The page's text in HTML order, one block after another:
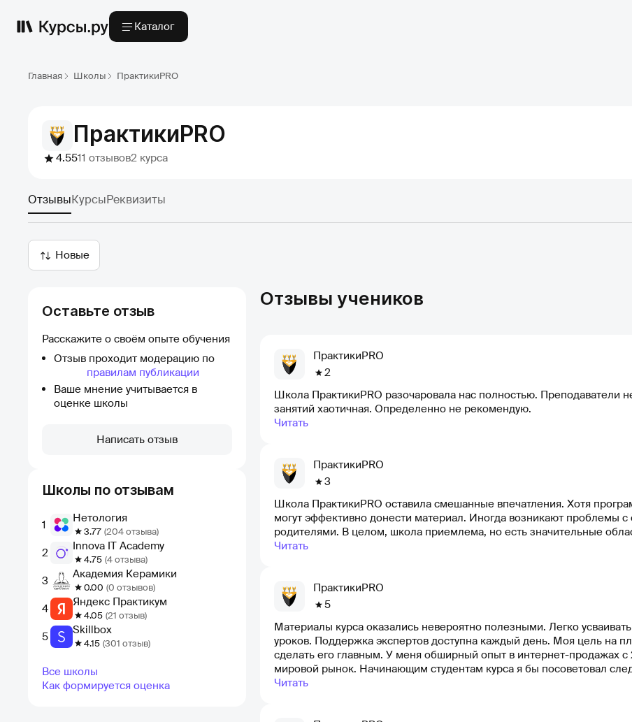
Каталог
Главная Школы ПрактикиPRO
ПрактикиPRO
4.5511 отзывов2 курса
ОтзывыКурсыРеквизиты
Новые
Оставьте отзыв
Расскажите о своём опыте обучения
Отзыв проходит модерацию по
правилам публикации
Ваше мнение учитывается в
оценке школы
Написать отзыв
Школы по отзывам
1 Нетология
3.77 (204 отзыва)
2 Innova IT Academy
4.75 (4 отзыва)
3 Академия Керамики
0.00 (0 отзывов)
4 Яндекс Практикум
4.05 (21 отзыв)
5 Skillbox
4.15 (301 отзыв)
Все школы
Как формируется оценка
Отзывы учеников
ПрактикиPRO
2
Школа ПрактикиPRO разочаровала нас полностью. Преподаватели
занятий хаотичная. Определенно не рекомендую.
Читать
ПрактикиPRO
3
Школа ПрактикиPRO оставила смешанные впечатления. Хотя
могут эффективно донести материал. Иногда возникают проблемы
родителями. В целом, школа приемлема, но есть значительные
Читать
ПрактикиPRO
5
Материалы курса оказались невероятно полезными. Легко
уроков. Поддержка экспертов доступна каждый день. Моя цель на
сделать его главным. У меня обширный опыт в интернет-продажах
мировой рынок. Начинающим студентам курса я бы посоветовал
мотивацию, если результаты не приходят сразу. 3. Смотрите на
Читать